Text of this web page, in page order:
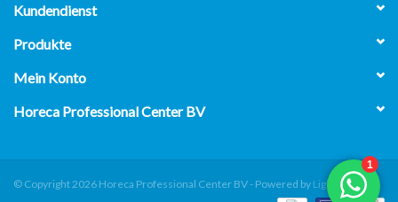
Kundendienst
Produkte
Mein Konto
Horeca Professional Center BV
© Copyright 2026 Horeca Professional Center BV - Powered by Lightspeed